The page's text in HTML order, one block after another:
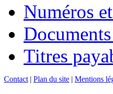
Numéros
Titres
Contact | Plan du site | Mentions